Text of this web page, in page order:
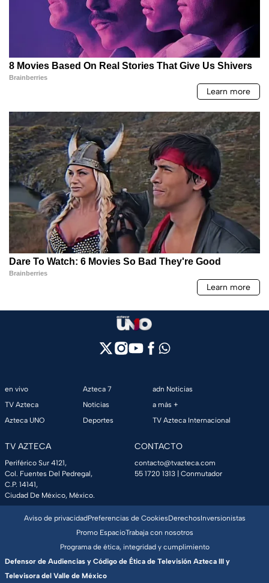
en vivo
TV Azteca
Azteca UNO
Azteca 7
Noticias
Deportes
adn Noticias
a más +
TV Azteca Internacional
TV AZTECA
Periférico Sur 4121,
Col. Fuentes Del Pedregal,
C.P. 14141,
Ciudad De México, México.
CONTACTO
contacto@tvazteca.com
55 1720 1313 | Conmutador
Aviso de privacidadPreferencias de CookiesDerechosInversionistas
Promo EspacioTrabaja con nosotros
Programa de ética, integridad y cumplimiento
Defensor de Audiencias y Código de Ética de Televisión Azteca III y
Televisora del Valle de México